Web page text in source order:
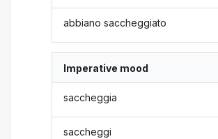
abbiano saccheggiato
Imperative mood
saccheggia
saccheggi